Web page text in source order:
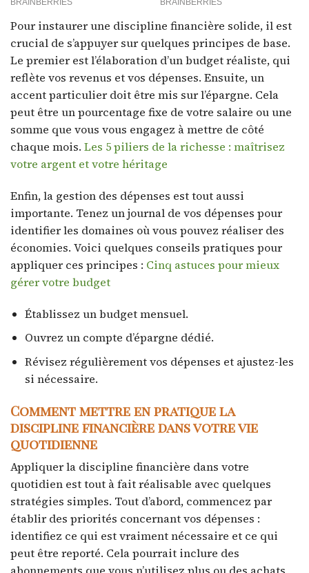
Pour instaurer une discipline financière solide, il est
crucial de s’appuyer sur quelques principes de base.
Le premier est l’élaboration d’un budget réaliste, qui
reflète vos revenus et vos dépenses. Ensuite, un
accent particulier doit être mis sur l’épargne. Cela
peut être un pourcentage fixe de votre salaire ou une
somme que vous vous engagez à mettre de côté
chaque mois. Les 5 piliers de la richesse : maîtrisez
votre argent et votre héritage
Enfin, la gestion des dépenses est tout aussi
importante. Tenez un journal de vos dépenses pour
identifier les domaines où vous pouvez réaliser des
économies. Voici quelques conseils pratiques pour
appliquer ces principes : Cinq astuces pour mieux
gérer votre budget
Établissez un budget mensuel.
Ouvrez un compte d’épargne dédié.
Révisez régulièrement vos dépenses et ajustez-les
si nécessaire.
Comment mettre en pratique la
discipline financière dans votre vie
quotidienne
Appliquer la discipline financière dans votre
quotidien est tout à fait réalisable avec quelques
stratégies simples. Tout d’abord, commencez par
établir des priorités concernant vos dépenses :
identifiez ce qui est vraiment nécessaire et ce qui
peut être reporté. Cela pourrait inclure des